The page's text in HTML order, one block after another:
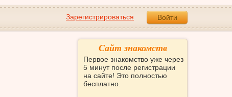
Зарегистрироваться Войти
Сайт знакомств
Первое знакомство уже через
5 минут после регистрации
на сайте! Это полностью
бесплатно.